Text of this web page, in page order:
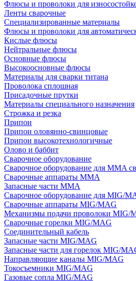
Флюсы и проволоки для
Ленты сварочные
Специализированные материалы
Флюсы и проволоки для
Кислые флюсы
Нейтральные флюсы
Основные флюсы
Высокоосновные флюсы
Материалы для сварки титана
Проволока сплошная
Присадочные прутки
Материалы специального назначения
Строжка и резка
Припои
Припои оловянно-свинцовые
Припои высокотехнологичные
Олово и баббит
Сварочное оборудование
Сварочное оборудование для MMA
Сварочные аппараты MMA
Запасные части MMA
Сварочное оборудование для MIG/
Сварочные аппараты MIG/MAG
Механизмы подачи проволоки MIG/
Сварочные горелки MIG/MAG
Соединительный кабель
Запасные части MIG/MAG
Запасные части для горелок MIG/
Направляющие каналы MIG/MAG
Токосъемники MIG/MAG
Газовые сопла MIG/MAG